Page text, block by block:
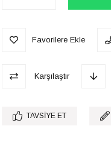
Favorilere Ekle
Karşılaştır
TAVSIYE ET